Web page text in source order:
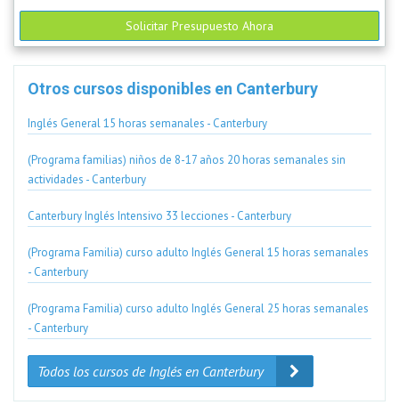
Solicitar Presupuesto Ahora
Otros cursos disponibles en Canterbury
Inglés General 15 horas semanales - Canterbury
(Programa familias) niños de 8-17 años 20 horas semanales sin
actividades - Canterbury
Canterbury Inglés Intensivo 33 lecciones - Canterbury
(Programa Familia) curso adulto Inglés General 15 horas semanales
- Canterbury
(Programa Familia) curso adulto Inglés General 25 horas semanales
- Canterbury
Todos los cursos de Inglés en Canterbury